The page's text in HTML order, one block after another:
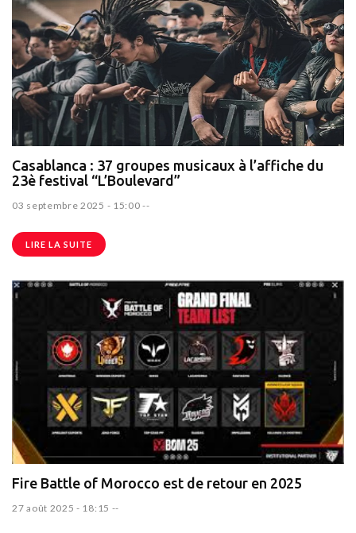
Casablanca : 37 groupes musicaux à l’affiche du
23è festival “L’Boulevard”
03 septembre 2025 - 15:00 --
LIRE LA SUITE
Fire Battle of Morocco est de retour en 2025
27 août 2025 - 18:15 --